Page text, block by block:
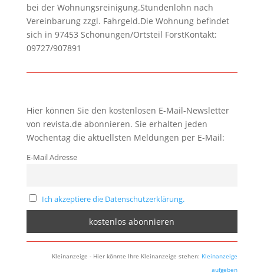
bei der Wohnungsreinigung.Stundenlohn nach
Vereinbarung zzgl. Fahrgeld.Die Wohnung befindet
sich in 97453 Schonungen/Ortsteil ForstKontakt:
09727/907891
Hier können Sie den kostenlosen E-Mail-Newsletter
von revista.de abonnieren. Sie erhalten jeden
Wochentag die aktuellsten Meldungen per E-Mail:
E-Mail Adresse
Ich akzeptiere die Datenschutzerklärung.
Kleinanzeige - Hier könnte Ihre Kleinanzeige stehen: Kleinanzeige
aufgeben